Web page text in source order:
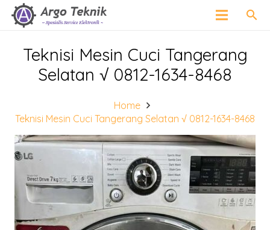
search
Teknisi Mesin Cuci Tangerang
Selatan √ 0812-1634-8468
Home
Teknisi Mesin Cuci Tangerang Selatan √ 0812-1634-8468